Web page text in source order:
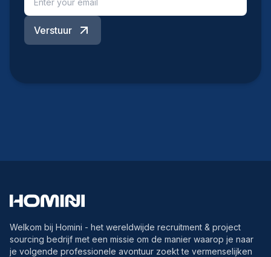
Verstuur
Welkom bij Homini - het wereldwijde recruitment & project
sourcing bedrijf met een missie om de manier waarop je naar
je volgende professionele avontuur zoekt te vermenselijken